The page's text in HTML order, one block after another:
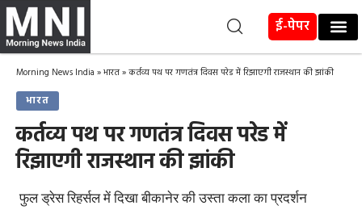
ई-पेपर
Morning News India »भारत»कर्तव्य पथ पर गणतंत्र दिवस परेड में रिझाएगी राजस्थान की झांकी
भारत
कर्तव्य पथ पर गणतंत्र दिवस परेड में
रिझाएगी राजस्थान की झांकी
फुल ड्रेस रिहर्सल में दिखा बीकानेर की उस्ता कला का प्रदर्शन